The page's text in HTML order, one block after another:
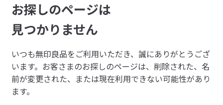
品
ネ
ッ
ト
ス
ト
ア
お探しのページは
見つかりません
いつも無印良品をご利用いただき、誠にありがとうござ
います。 お客さまのお探しのページは、削除された、名
前が変更された、または現在利用できない可能性があり
ます。